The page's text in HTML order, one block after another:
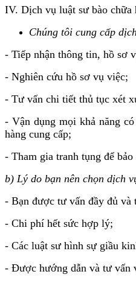
IV. Dịch vụ luật sư bào
Chúng tôi cung cấp
- Tiếp nhận thông tin, hồ sơ
- Nghiên cứu hồ sơ vụ việc;
- Tư vấn chi tiết thủ tục xét
- Vận dụng mọi khả năng
hàng cung cấp;
- Tham gia tranh tụng để
b) Lý do bạn nên chọn dịch
- Bạn được tư vấn đầy đủ
- Chi phí hết sức hợp lý;
- Các luật sư hình sự giầu
- Được hướng dẫn và tư vấn